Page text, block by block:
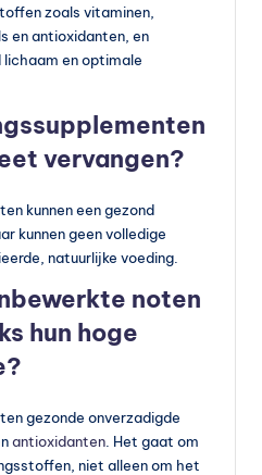
zoals vitaminen,
en antioxidanten, en
lichaam en optimale
vervangen?
kunnen een gezond
kunnen geen volledige
natuurlijke voeding.
noten
hun hoge
gezonde onverzadigde
antioxidanten . Het gaat om
niet alleen om het